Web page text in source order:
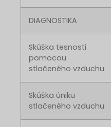
DIAGNOSTIKA
Skúška tesnosti
pomocou
stlačeného vzduchu
Skúška úniku
stlačeného vzduchu